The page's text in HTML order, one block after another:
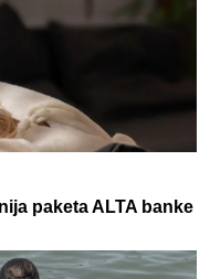
paketa ALTA banke